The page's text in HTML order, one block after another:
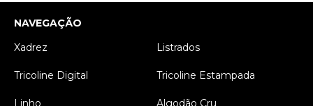
NAVEGAÇÃO
Xadrez
Listrados
Tricoline Digital Tricoline Estampada
Linho Algodão Cru